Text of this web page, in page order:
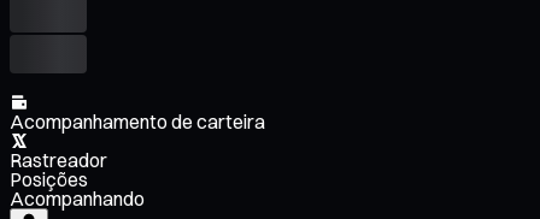
Acompanhamento de carteira
Rastreador
Posições
Acompanhando